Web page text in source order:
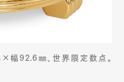
幅92.6㎜、世界限定数点。